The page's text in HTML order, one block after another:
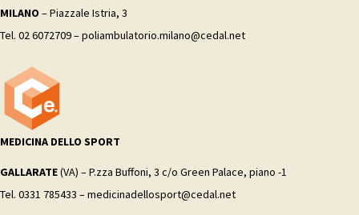
MILANO – Piazzale Istria, 3
Tel. 02 6072709 – poliambulatorio.milano@cedal.net
MEDICINA DELLO SPORT
GALLARATE(VA) – P.zza Buffoni, 3 c/o Green Palace, piano -1
Tel. 0331 785433 – medicinadellosport@cedal.net